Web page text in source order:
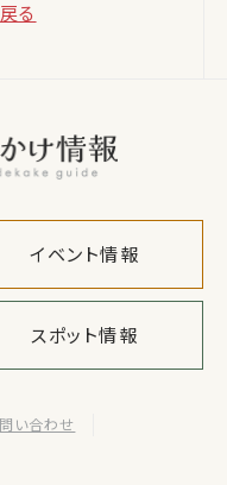
る
イベント情報
スポット情報
い合わせ